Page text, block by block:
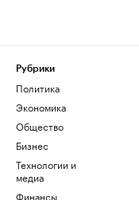
Рубрики
Политика
Экономика
Общество
Бизнес
Технологии и
медиа
Финансы